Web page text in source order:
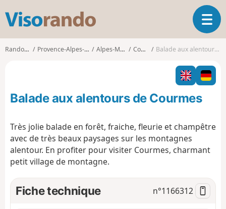
s
o
o
O
u
i
r
l
v
g
i
o
Randonnées Provence-Alpes-Côte d'Azur Alpes-Maritimes Courmes Balade aux alentours de Courmes
Balade aux alentours de Courmes
Très jolie balade en forêt, fraiche, fleurie et champêtre
avec de très beaux paysages sur les montagnes
alentour. En profiter pour visiter Courmes, charmant
petit village de montagne.
Fiche technique n°1166312